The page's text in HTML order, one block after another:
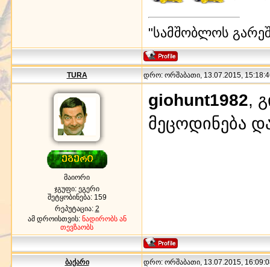
"სამშობლოს
TURA დრო: ორშაბათი, 13.07.2015,
მაიორი
ჯგუფი: ეგერი
შეტყობინება: 159
რეპუტაცია: 2
ამ დროისთვის: ნადირობს ან
თევზაობს
giohunt1982,
მეცოდინება
ბაქარი დრო: ორშაბათი, 13.07.2015,